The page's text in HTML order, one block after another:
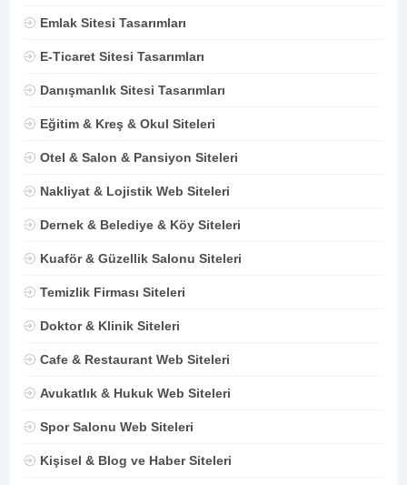
Emlak Sitesi Tasarımları
E-Ticaret Sitesi Tasarımları
Danışmanlık Sitesi Tasarımları
Eğitim & Kreş & Okul Siteleri
Otel & Salon & Pansiyon Siteleri
Nakliyat & Lojistik Web Siteleri
Dernek & Belediye & Köy Siteleri
Kuaför & Güzellik Salonu Siteleri
Temizlik Firması Siteleri
Doktor & Klinik Siteleri
Cafe & Restaurant Web Siteleri
Avukatlık & Hukuk Web Siteleri
Spor Salonu Web Siteleri
Kişisel & Blog ve Haber Siteleri